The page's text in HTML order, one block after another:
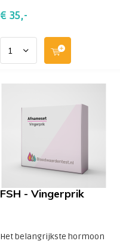
€ 35,-
FSH - Vingerprik
Het belangrijkste hormoon